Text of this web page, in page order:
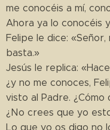
me conocéis a mí,
Ahora ya lo conocéis
Felipe le dice:
basta.»
Jesús le replica:
¿y no me conoces,
visto al Padre. ¿Cómo
¿No crees que yo
Lo que yo os digo no